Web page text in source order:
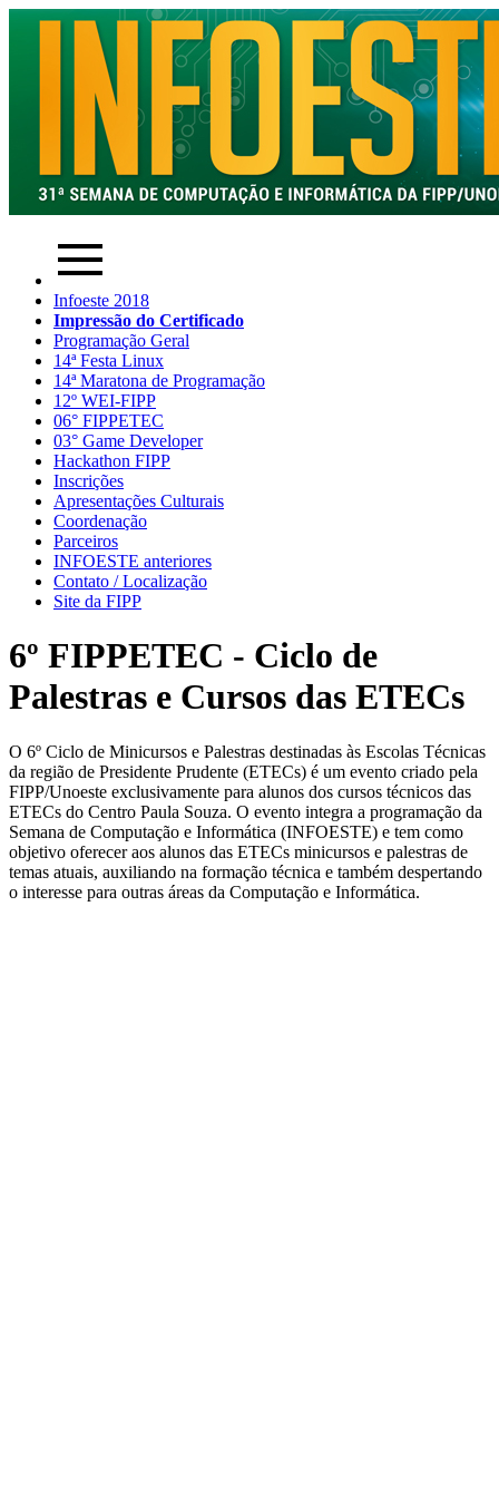
Infoeste 2018
Impressão do Certificado
Programação Geral
14ª Festa Linux
14ª Maratona de Programação
12º WEI-FIPP
06° FIPPETEC
03° Game Developer
Hackathon FIPP
Inscrições
Apresentações Culturais
Coordenação
Parceiros
INFOESTE anteriores
Contato / Localização
Site da FIPP
6º FIPPETEC - Ciclo de
Palestras e Cursos das ETECs
O 6º Ciclo de Minicursos e Palestras destinadas às Escolas Técnicas
da região de Presidente Prudente (ETECs) é um evento criado pela
FIPP/Unoeste exclusivamente para alunos dos cursos técnicos das
ETECs do Centro Paula Souza. O evento integra a programação da
Semana de Computação e Informática (INFOESTE) e tem como
objetivo oferecer aos alunos das ETECs minicursos e palestras de
temas atuais, auxiliando na formação técnica e também despertando
o interesse para outras áreas da Computação e Informática.